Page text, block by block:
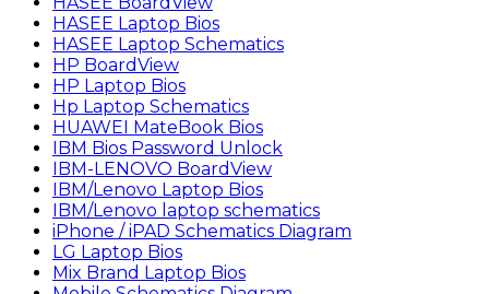
HASEE Laptop Bios
HASEE Laptop Schematics
HP BoardView
HP Laptop Bios
Hp Laptop Schematics
HUAWEI MateBook Bios
IBM Bios Password Unlock
IBM-LENOVO BoardView
IBM/Lenovo Laptop Bios
IBM/Lenovo laptop schematics
iPhone / iPAD Schematics Diagram
LG Laptop Bios
Mix Brand Laptop Bios